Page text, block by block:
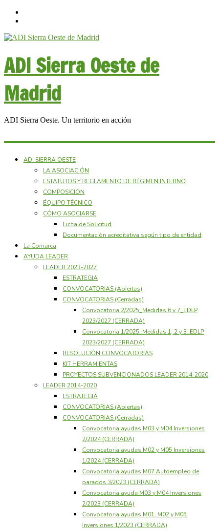
ADI Sierra Oeste de
Madrid
ADI Sierra Oeste. Un territorio en acción
ADI SIERRA OESTE
LA ASOCIACIÓN
ESTATUTOS Y REGLAMENTO DE RÉGIMEN INTERNO
COMPOSICIÓN
ÉQUIPO TÉCNICO
CÓMO ASOCIARSE
Ficha de Solicitud
Documentación acreditativa según tipo de entidad
La Comarca
AYUDA LEADER
LEADER 2023-2027
ESTRATEGIA
CONVOCATORIAS (Abiertas)
CONVOCATORIAS (Cerradas)
Convocatoria 2/2025_Medidas 6 y 7_EDLP
2023/2027 (CERRADA)
Convocatoria 1/2025_Medidas 1, 2 y 3_EDLP
2023/2027 (CERRADA)
RESOLUCIÓN CONVOCATORIAS
KIT HERRAMIENTAS
PROYECTOS SUBVENCIONADOS LEADER 2014-2020
LEADER 2014-2020
ESTRATEGIA
CONVOCATORIAS (Abiertas)
CONVOCATORIAS (Cerradas)
Convocatoria ayudas M03 y M04 Inversiones
2/2024 (CERRADA)
Convocatoria ayudas M02 y M05 Inversiones
1/2024 (CERRADA)
Convocatoria ayudas M07 Autoempleo de
parados 3/2023 (CERRADA)
Convocatoria ayuda M03 y M04 Inversiones
2/2023 (CERRADA)
Convocatoria ayudas M01, M02 y M05
Inversiones 1/2023 (CERRADA)